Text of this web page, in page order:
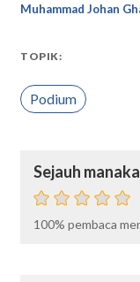
Muhammad Johan
TOPIK:
Podium
Sejauh
100% pembaca